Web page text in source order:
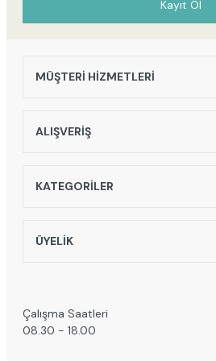
Kayıt Ol
MÜŞTERİ HİZMETLERİ
ALIŞVERİŞ
KATEGORİLER
ÜYELİK
Çalışma Saatleri
08.30 - 18.00